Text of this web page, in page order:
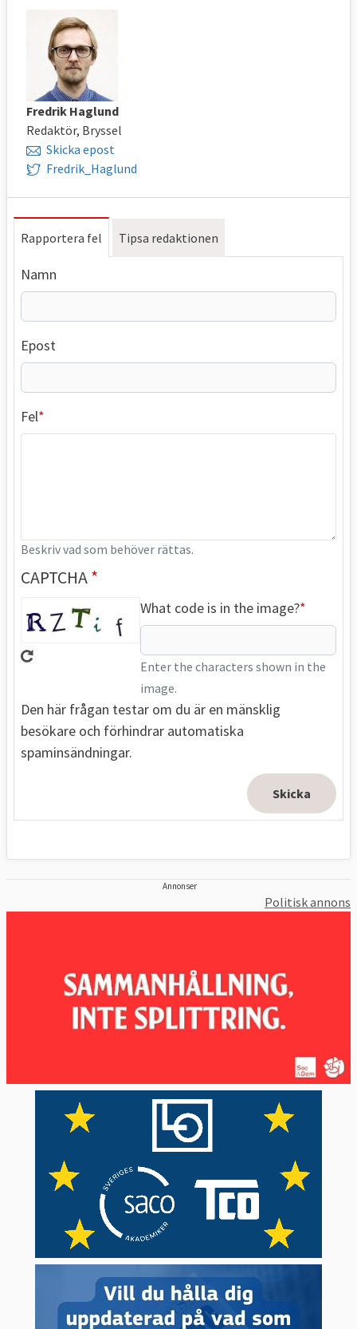
Fredrik Haglund
Redaktör, Bryssel
Skicka epost
Fredrik_Haglund
Rapportera fel Tipsa redaktionen
Namn
Epost
Fel
Beskriv vad som behöver rättas.
CAPTCHA
What code is in the image?
Enter the characters shown in the
image.
Den här frågan testar om du är en mänsklig
besökare och förhindrar automatiska
spaminsändningar.
Annonser
Politisk annons